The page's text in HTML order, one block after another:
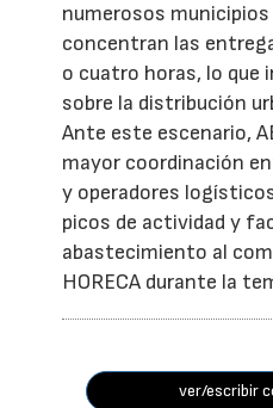
numerosos
concentran las
o cuatro horas, lo que
sobre la distribución
Ante este escenario,
mayor coordinación
y operadores
picos de actividad y
abastecimiento al
HORECA durante la
ver/escribir